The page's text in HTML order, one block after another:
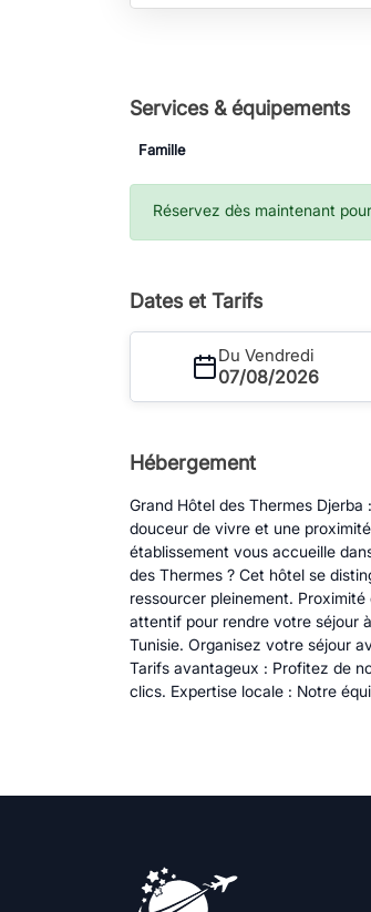
Services & équipements
Famille
Réservez dès maintenant
Dates et Tarifs
Du Vendredi
07/08/2026
Hébergement
Grand Hôtel des Thermes
douceur de vivre et une
établissement vous accueille
des Thermes ? Cet hôtel se
ressourcer pleinement.
attentif pour rendre votre séjour
Tunisie. Organisez votre séjour
Tarifs avantageux : Profitez de
clics. Expertise locale : Notre